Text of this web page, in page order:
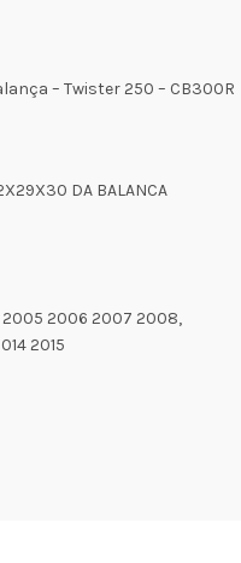
– Twister 250 – CB300R
DA BALANCA
2005 2006 2007 2008,
2015